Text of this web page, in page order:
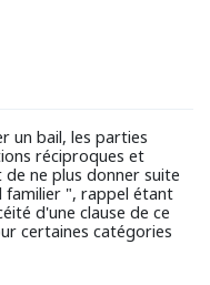
un bail, les parties
réciproques et
ne plus donner suite
familier ", rappel étant
d'une clause de ce
certaines catégories